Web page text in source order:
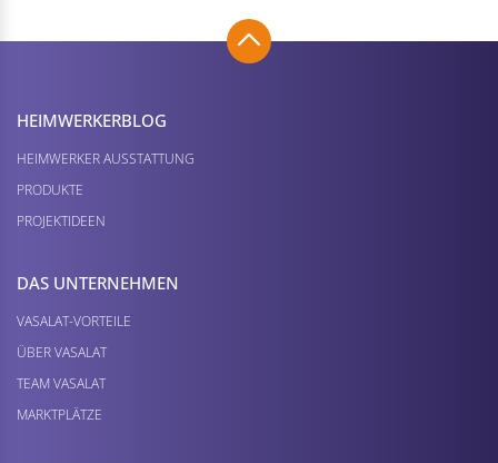
HEIMWERKER­BLOG
HEIMWERKER AUSSTATTUNG
PRODUKTE
PROJEKTIDEEN
DAS UNTERNEHMEN
VASALAT-VORTEILE
ÜBER VASALAT
TEAM VASALAT
MARKTPLÄTZE